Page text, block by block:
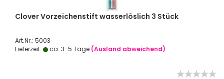
Clover Vorzeichenstift wasserlöslich 3 Stück
Art.Nr.: 5003
Lieferzeit:
ca. 3-5 Tage (Ausland abweichend)